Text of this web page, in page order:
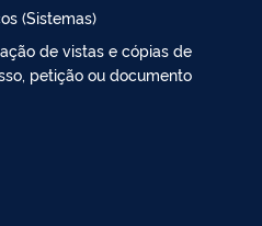
(Sistemas)
de vistas e cópias de
petição ou documento